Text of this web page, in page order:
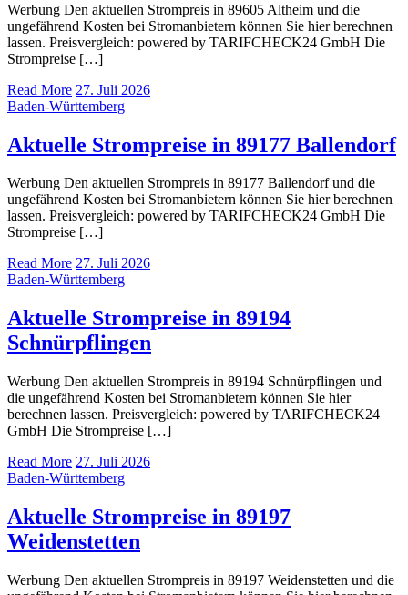
Werbung Den aktuellen Strompreis in 89605 Altheim und die
ungefährend Kosten bei Stromanbietern können Sie hier berechnen
lassen. Preisvergleich: powered by TARIFCHECK24 GmbH Die
Strompreise […]
Read More 27. Juli 2026
Baden-Württemberg
Aktuelle Strompreise in 89177 Ballendorf
Werbung Den aktuellen Strompreis in 89177 Ballendorf und die
ungefährend Kosten bei Stromanbietern können Sie hier berechnen
lassen. Preisvergleich: powered by TARIFCHECK24 GmbH Die
Strompreise […]
Read More 27. Juli 2026
Baden-Württemberg
Aktuelle Strompreise in 89194
Schnürpflingen
Werbung Den aktuellen Strompreis in 89194 Schnürpflingen und
die ungefährend Kosten bei Stromanbietern können Sie hier
berechnen lassen. Preisvergleich: powered by TARIFCHECK24
GmbH Die Strompreise […]
Read More 27. Juli 2026
Baden-Württemberg
Aktuelle Strompreise in 89197
Weidenstetten
Werbung Den aktuellen Strompreis in 89197 Weidenstetten und die